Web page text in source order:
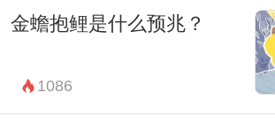
和情感状态都不同，所以对于
解读也可能存在不同的观点。
中，最重要的是要结合实际情
来进行综合分析，而不是简单
金蟾抱鲤是什么预兆？
1086